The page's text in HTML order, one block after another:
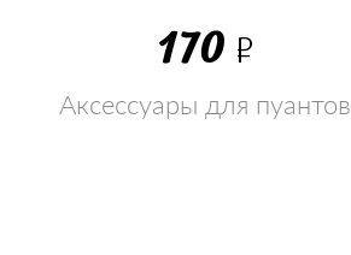
170 Р
Аксессуары для пуантов